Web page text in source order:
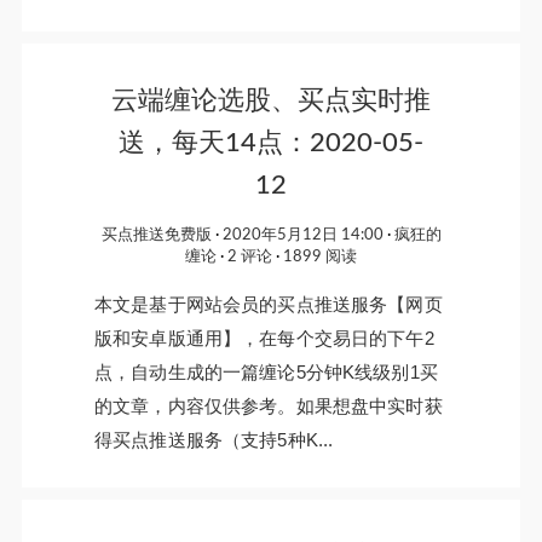
云端缠论选股、买点实时推
送，每天14点：2020-05-
12
买点推送免费版 2020年5月12日 14:00
疯狂的
缠论
2 评论 1899 阅读
本文是基于网站会员的买点推送服务【网页
版和安卓版通用】，在每个交易日的下午2
点，自动生成的一篇缠论5分钟K线级别1买
的文章，内容仅供参考。如果想盘中实时获
得买点推送服务（支持5种K...